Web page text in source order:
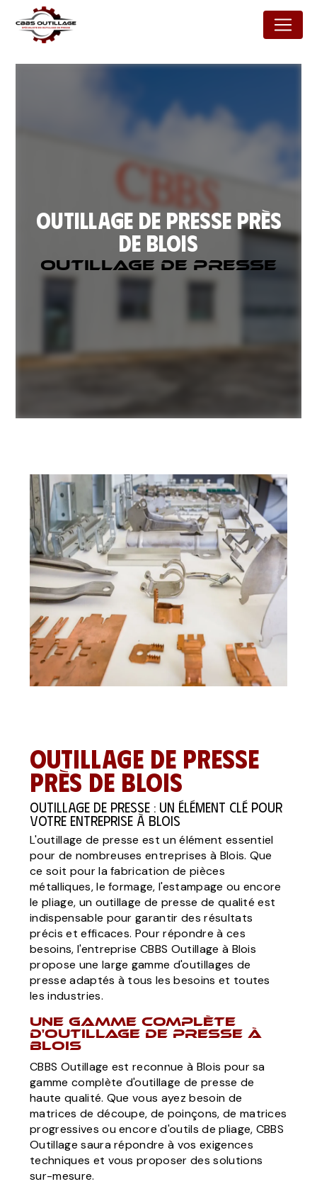
Outillage de presse près
de Blois
Outillage de presse
Outillage de presse
près de Blois
Outillage de Presse : Un Élément Clé Pour
Votre Entreprise à Blois
L'outillage de presse est un élément essentiel
pour de nombreuses entreprises à Blois. Que
ce soit pour la fabrication de pièces
métalliques, le formage, l'estampage ou encore
le pliage, un outillage de presse de qualité est
indispensable pour garantir des résultats
précis et efficaces. Pour répondre à ces
besoins, l'entreprise CBBS Outillage à Blois
propose une large gamme d'outillages de
presse adaptés à tous les besoins et toutes
les industries.
Une Gamme Complète
d'Outillage de Presse à
Blois
CBBS Outillage est reconnue à Blois pour sa
gamme complète d'outillage de presse de
haute qualité. Que vous ayez besoin de
matrices de découpe, de poinçons, de matrices
progressives ou encore d'outils de pliage, CBBS
Outillage saura répondre à vos exigences
techniques et vous proposer des solutions
sur-mesure.
Panneau de gestion des cookies